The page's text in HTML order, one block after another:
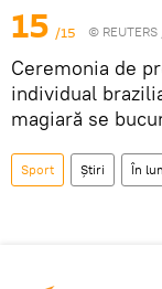
15 /15 © REUTERS
Ceremonia de
individual
magiară se
Sport Știri În